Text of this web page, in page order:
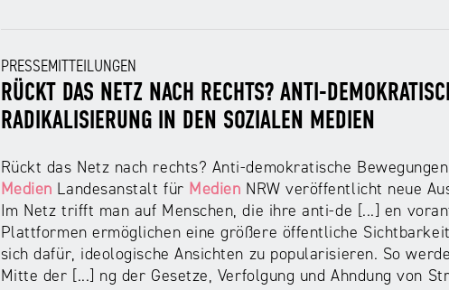
PRESSEMITTEILUNGEN
RÜCKT DAS NETZ NACH RECHTS? ANTI-
RADIKALISIERUNG IN DEN SOZIALEN MEDIEN
Rückt das Netz nach rechts? Anti-demokratische
Medien Landesanstalt für Medien NRW veröffentlicht neue
Im Netz trifft man auf Menschen, die ihre anti-de [...] en
Plattformen ermöglichen eine größere öffentliche
sich dafür, ideologische Ansichten zu popularisieren. So
Mitte der [...] ng der Gesetze, Verfolgung und Ahndung von